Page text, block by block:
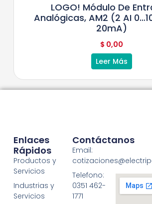
LOGO! Módulo De
Analógicas, AM2 (2 AI
20mA)
$ 0,00
Leer Más
Enlaces
Rápidos
Productos y
Servicios
Industrias y
Servicios
Contáctanos
Email:
Telefono:
0351 462-
1771